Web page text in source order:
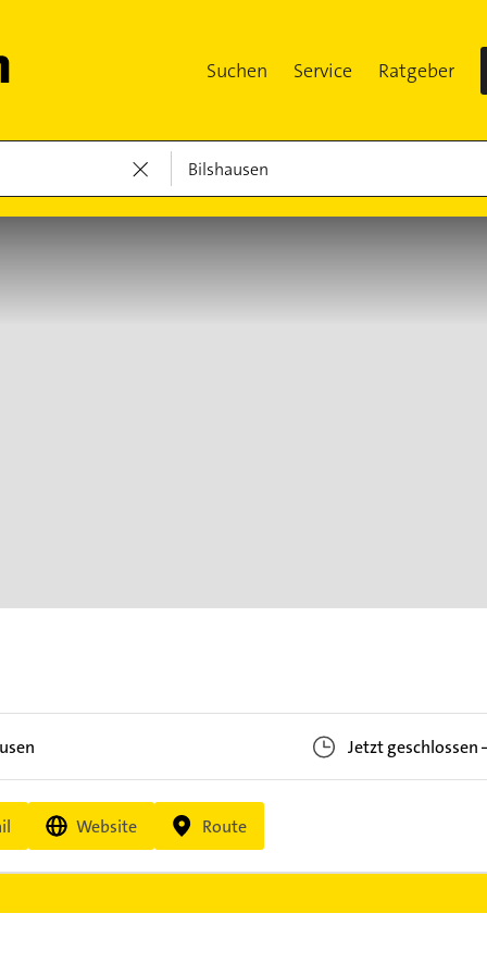
Suchen Service Ratgeber
Jetzt geschlossen
Website Route